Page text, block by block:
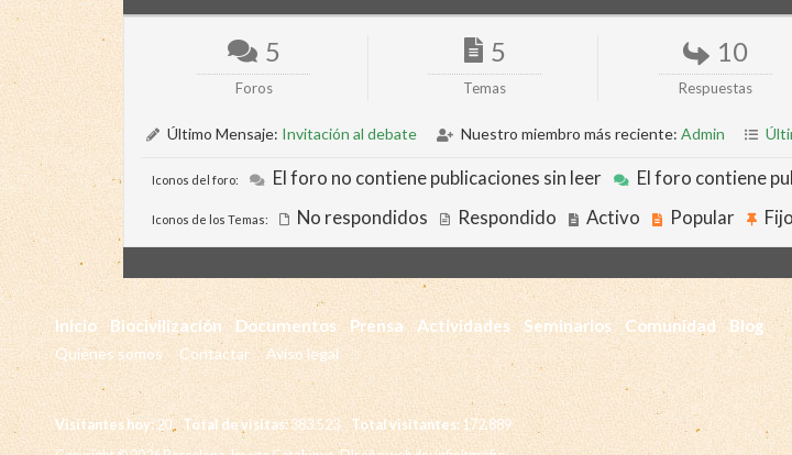
5
Foros
5
Temas
10
Respuestas
Último Mensaje: Invitación al debate Nuestro miembro más reciente: Admin
Iconos del foro: El foro no contiene publicaciones sin leer El foro contiene
Iconos de los Temas: No respondidos Respondido Activo Popular Fijo
Inicio Biocivilización Documentos Prensa Actividades Seminarios Comunidad Blog
Quiénes somos Contactar Aviso legal
Visitantes hoy: 20 Total de visitas: 383.523 Total visitantes: 172.889